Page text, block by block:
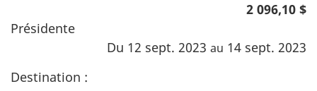
2 096,10 $
Présidente
Du 12 sept. 2023 au 14 sept. 2023
Destination :